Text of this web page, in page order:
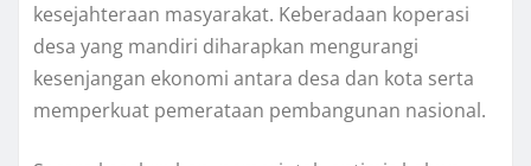
kesejahteraan masyarakat. Keberadaan koperasi
desa yang mandiri diharapkan mengurangi
kesenjangan ekonomi antara desa dan kota serta
memperkuat pemerataan pembangunan nasional.